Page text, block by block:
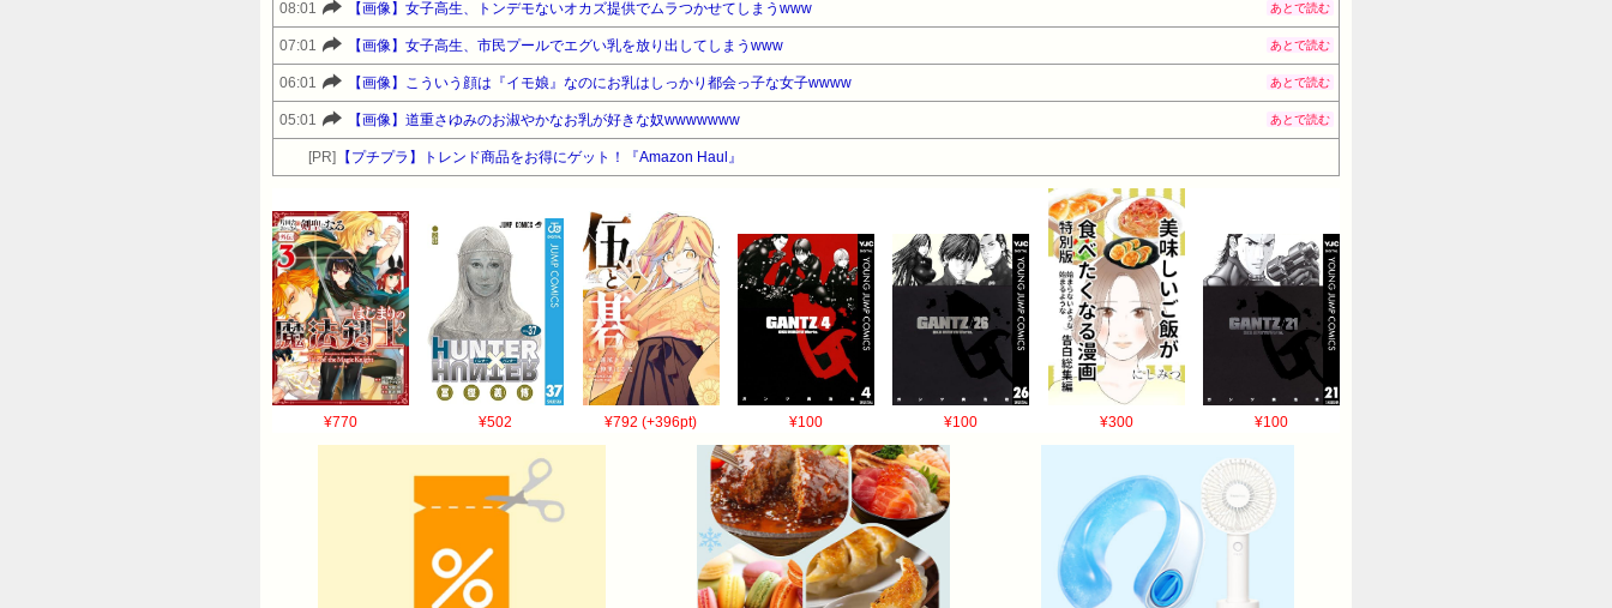
08:01 【画像】女子高生、トンデモないオカズ提供でムラつかせてしまうwww あとで読む
07:01 【画像】女子高生、市民プールでエグい乳を放り出してしまうwww あとで読む
06:01 【画像】こういう顔は『イモ娘』なのにお乳はしっかり都会っ子な女子wwww あとで読む
05:01 【画像】道重さゆみのお淑やかなお乳が好きな奴wwwwwww あとで読む
[PR] 【プチプラ】トレンド商品をお得にゲット！『Amazon Haul』
¥770 ¥502 ¥792 (+396pt) ¥100 ¥100 ¥300 ¥100